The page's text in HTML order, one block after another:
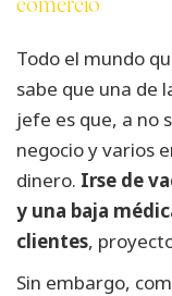
comercio
Todo el mundo
sabe que una de
jefe es que, a no
negocio y varios
dinero. Irse de
y una baja
clientes,
Sin embargo,